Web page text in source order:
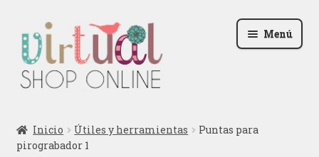
la
navegación
al
contenido
Menú
Podcast
Inicio Útiles y herramientas
Puntas para
pirograbador 1